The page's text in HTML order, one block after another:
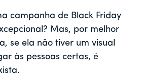
campanha de Black Friday
Mas, por melhor
se ela não tiver um visual
às pessoas certas, é